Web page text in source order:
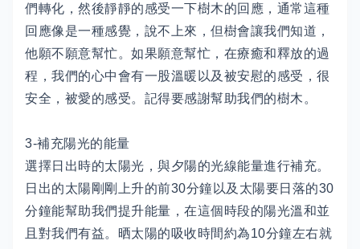
們轉化，然後靜靜的感受一下樹木的回應，通常這種
回應像是一種感覺，說不上來，但樹會讓我們知道，
他願不願意幫忙。如果願意幫忙，在療癒和釋放的過
程，我們的心中會有一股溫暖以及被安慰的感受，很
安全，被愛的感受。記得要感謝幫助我們的樹木。
3-補充陽光的能量
選擇日出時的太陽光，與夕陽的光線能量進行補充。
日出的太陽剛剛上升的前30分鐘以及太陽要日落的30
分鐘能幫助我們提升能量，在這個時段的陽光溫和並
且對我們有益。晒太陽的吸收時間約為10分鐘左右就